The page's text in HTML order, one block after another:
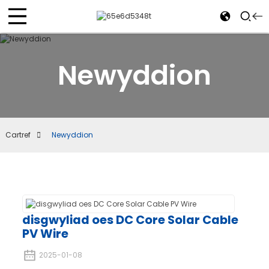
Newyddion
Cartref Newyddion
disgwyliad oes DC Core Solar Cable
PV Wire
2025-01-08